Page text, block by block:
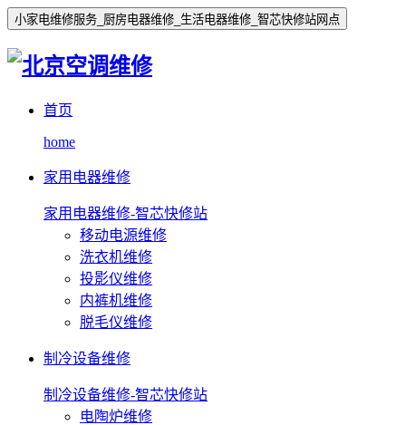
小家电维修服务_厨房电器维修_生活电器维修_智芯快修站网点
首页
home
家用电器维修
家用电器维修-智芯快修站
移动电源维修
洗衣机维修
投影仪维修
内裤机维修
脱毛仪维修
制冷设备维修
制冷设备维修-智芯快修站
电陶炉维修